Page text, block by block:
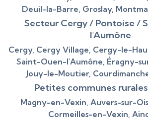
Deuil-la-Barre, Groslay,
Secteur Cergy / Pontoise /
l'Aumône
Cergy, Cergy Village, Cergy-le-
Saint-Ouen-l'Aumône, Éragny-
Jouy-le-Moutier,
Petites communes
Magny-en-Vexin, Auvers-sur-
Cormeilles-en-Vexin,